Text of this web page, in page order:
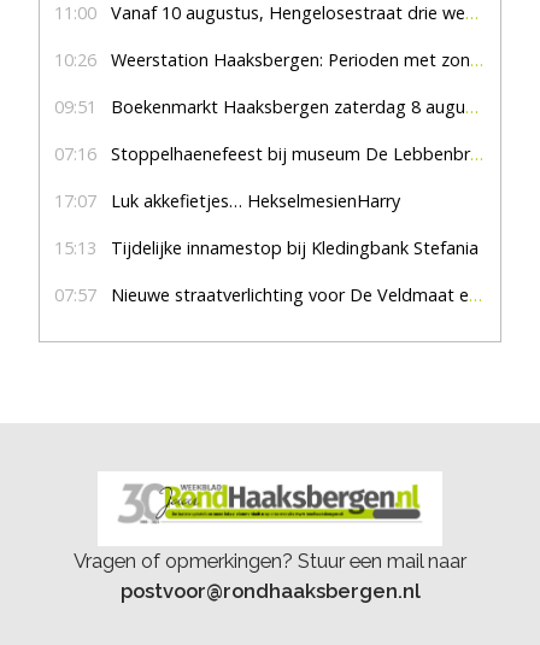
11:00 Vanaf 10 augustus, Hengelosestraat drie weken dicht voor doorgaand verkeer
10:26 Weerstation Haaksbergen: Perioden met zon en droog
09:51 Boekenmarkt Haaksbergen zaterdag 8 augustus, marktplein Haaksbergen
07:16 Stoppelhaenefeest bij museum De Lebbenbrugge
17:07 Luk akkefietjes… HekselmesienHarry
15:13 Tijdelijke innamestop bij Kledingbank Stefania
07:57 Nieuwe straatverlichting voor De Veldmaat en De Pas
Vragen of opmerkingen? Stuur een mail naar
postvoor@rondhaaksbergen.nl